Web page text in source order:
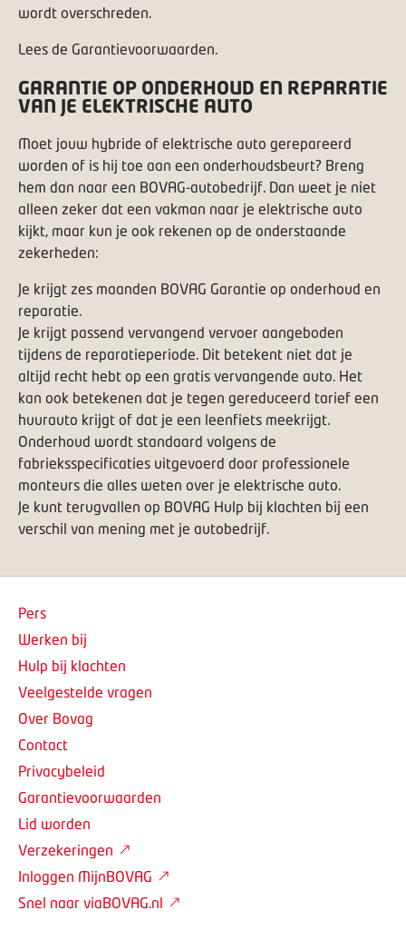
wordt overschreden.
Lees de Garantievoorwaarden.
GARANTIE OP ONDERHOUD EN REPARATIE
VAN JE ELEKTRISCHE AUTO
Moet jouw hybride of elektrische auto gerepareerd
worden of is hij toe aan een onderhoudsbeurt? Breng
hem dan naar een BOVAG-autobedrijf. Dan weet je niet
alleen zeker dat een vakman naar je elektrische auto
kijkt, maar kun je ook rekenen op de onderstaande
zekerheden:
Je krijgt zes maanden BOVAG Garantie op onderhoud en
reparatie.
Je krijgt passend vervangend vervoer aangeboden
tijdens de reparatieperiode. Dit betekent niet dat je
altijd recht hebt op een gratis vervangende auto. Het
kan ook betekenen dat je tegen gereduceerd tarief een
huurauto krijgt of dat je een leenfiets meekrijgt.
Onderhoud wordt standaard volgens de
fabrieksspecificaties uitgevoerd door professionele
monteurs die alles weten over je elektrische auto.
Je kunt terugvallen op BOVAG Hulp bij klachten bij een
verschil van mening met je autobedrijf.
Pers
Werken bij
Hulp bij klachten
Veelgestelde vragen
Over Bovag
Contact
Privacybeleid
Garantievoorwaarden
Lid worden
Verzekeringen
Inloggen MijnBOVAG
Snel naar viaBOVAG.nl